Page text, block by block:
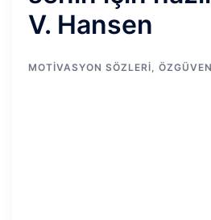
V. Hansen
MOTIVASYON SÖZLERI,